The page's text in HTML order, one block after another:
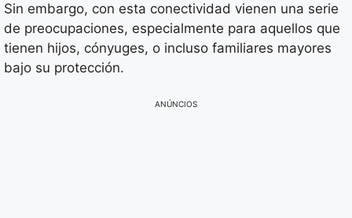
Sin embargo, con esta conectividad vienen una serie
de preocupaciones, especialmente para aquellos que
tienen hijos, cónyuges, o incluso familiares mayores
bajo su protección.
ANÚNCIOS